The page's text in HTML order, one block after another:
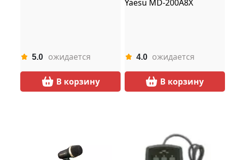
5.0 ожидается
В корзину
Yaesu MD-200A8X
4.0 ожидается
В корзину